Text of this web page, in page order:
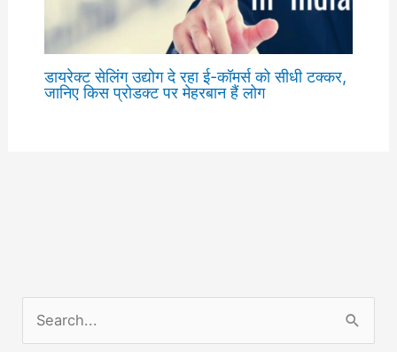
डायरेक्ट सेलिंग उद्योग दे रहा ई-कॉमर्स को सीधी टक्कर,
जानिए किस प्रोडक्ट पर मेहरबान हैं लोग